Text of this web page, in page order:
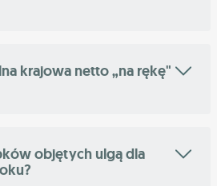
krajowa netto „na rękę"
objętych ulgą dla